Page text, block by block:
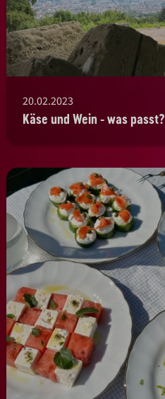
20.02.2023
Käse und Wein - was passt?